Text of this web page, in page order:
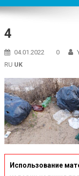
4
04.01.2022 0
RU UK
Использование